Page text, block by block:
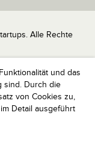
und das
sind. Durch die
von Cookies zu,
im Detail ausgeführt
Alle Rechte